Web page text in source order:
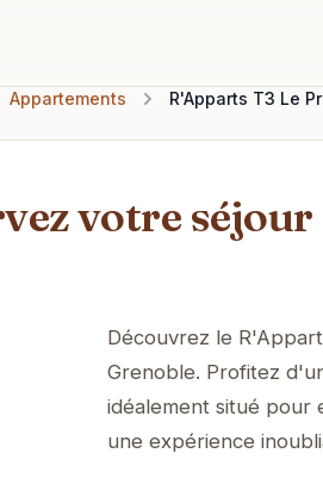
Appartements R'Apparts T3 Le
votre
Découvrez le
Grenoble. Profitez
idéalement situé pour
une expérience